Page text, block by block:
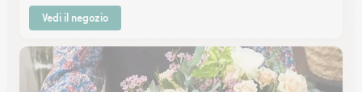
Vedi il negozio